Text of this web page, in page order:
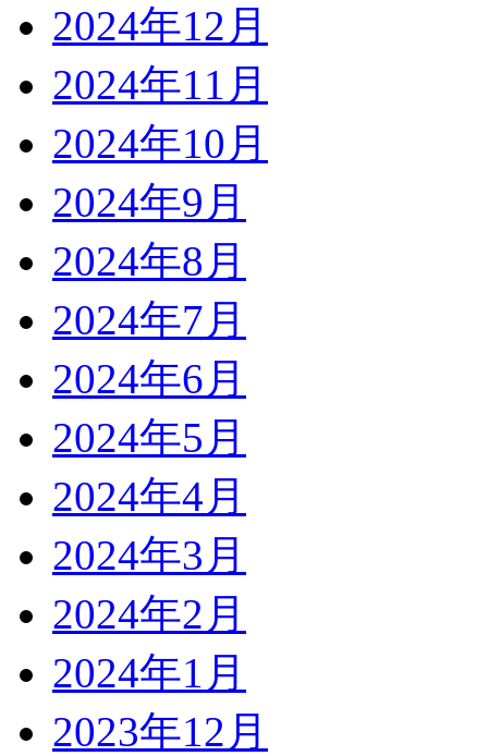
2024年12月
2024年11月
2024年10月
2024年9月
2024年8月
2024年7月
2024年6月
2024年5月
2024年4月
2024年3月
2024年2月
2024年1月
2023年12月